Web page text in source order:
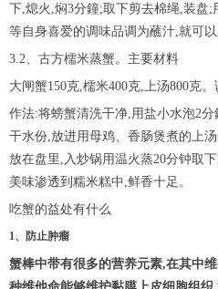
下,熄火,焖3分鐘;取下剪去棉绳,装盘
等自身喜爱的调味品调为蘸汁,就可以
3.2、古方檽米蒸蟹。主要材料
大闸蟹150克,檽米400克,上汤800克。
作法:将螃蟹清洗干净,用盐小水泡2
干水份,放进用母鸡、香肠煲煮的上
放在盘里,入炒锅用温火蒸20分钟取
美味渗透到糯米糕中,鲜香十足。
吃蟹的益处有什么
1、防止肿瘤
蟹棒中带有很多的营养元素,在其中